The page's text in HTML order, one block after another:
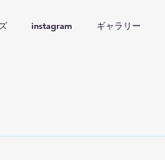
instagram ギャラリー